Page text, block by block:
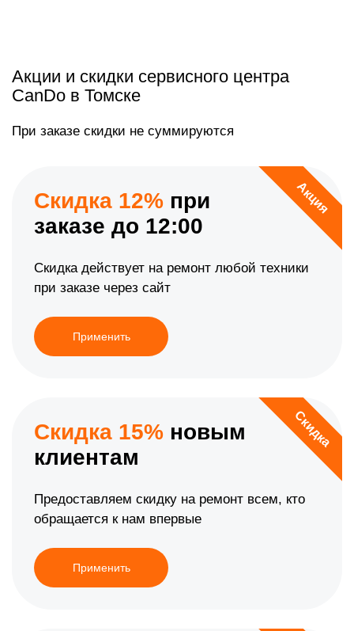
Акции и скидки сервисного центра
CanDo в Томске
При заказе скидки не суммируются
Акция
Скидка 12% при
заказе до 12:00
Скидка действует на ремонт любой техники
при заказе через сайт
Применить
Скидка
Скидка 15% новым
клиентам
Предоставляем скидку на ремонт всем, кто
обращается к нам впервые
Применить